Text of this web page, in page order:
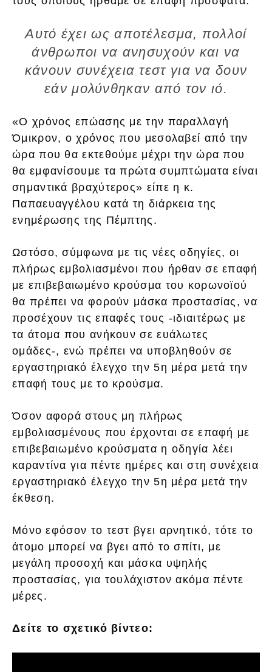
Αυτό έχει ως αποτέλεσμα, πολλοί
άνθρωποι να ανησυχούν και να
κάνουν συνέχεια τεστ για να δουν
εάν μολύνθηκαν από τον ιό.
«Ο χρόνος επώασης με την παραλλαγή
Όμικρον, ο χρόνος που μεσολαβεί από την
ώρα που θα εκτεθούμε μέχρι την ώρα που
θα εμφανίσουμε τα πρώτα συμπτώματα είναι
σημαντικά βραχύτερος» είπε η κ.
Παπαευαγγέλου κατά τη διάρκεια της
ενημέρωσης της Πέμπτης.
Ωστόσο, σύμφωνα με τις νέες οδηγίες, οι
πλήρως εμβολιασμένοι που ήρθαν σε επαφή
με επιβεβαιωμένο κρούσμα του κορωνοϊού
θα πρέπει να φορούν μάσκα προστασίας, να
προσέχουν τις επαφές τους -ιδιαιτέρως με
τα άτομα που ανήκουν σε ευάλωτες
ομάδες-, ενώ πρέπει να υποβληθούν σε
εργαστηριακό έλεγχο την 5η μέρα μετά την
επαφή τους με το κρούσμα.
Όσον αφορά στους μη πλήρως
εμβολιασμένους που έρχονται σε επαφή με
επιβεβαιωμένο κρούσματα η οδηγία λέει
καραντίνα για πέντε ημέρες και στη συνέχεια
εργαστηριακό έλεγχο την 5η μέρα μετά την
έκθεση.
Μόνο εφόσον το τεστ βγει αρνητικό, τότε το
άτομο μπορεί να βγει από το σπίτι, με
μεγάλη προσοχή και μάσκα υψηλής
προστασίας, για τουλάχιστον ακόμα πέντε
μέρες.
Δείτε το σχετικό βίντεο: